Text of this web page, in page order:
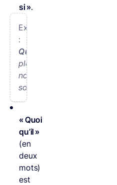
si ».
Exemple
:
Quoiqu’il
pleuve,
nous
sortirons.
« Quoi
qu’il »
(en
deux
mots)
est